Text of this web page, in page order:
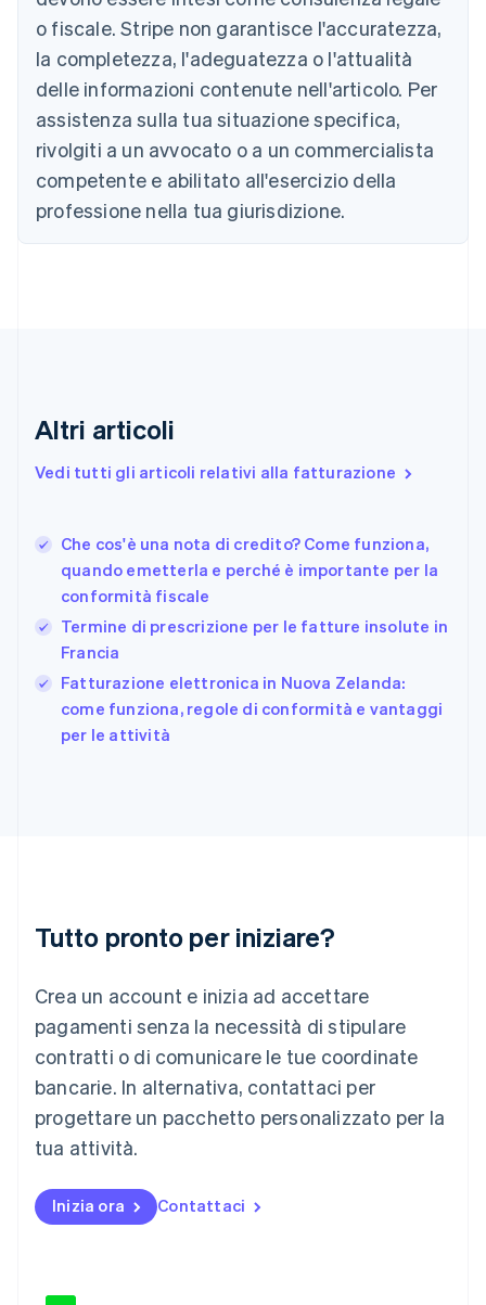
o fiscale. Stripe non garantisce l'accuratezza,
la completezza, l'adeguatezza o l'attualità
delle informazioni contenute nell'articolo. Per
assistenza sulla tua situazione specifica,
rivolgiti a un avvocato o a un commercialista
competente e abilitato all'esercizio della
professione nella tua giurisdizione.
Altri articoli
Vedi tutti gli articoli relativi alla fatturazione
Che cos'è una nota di credito? Come funziona,
quando emetterla e perché è importante per la
conformità fiscale
Termine di prescrizione per le fatture insolute in
Francia
Fatturazione elettronica in Nuova Zelanda:
come funziona, regole di conformità e vantaggi
per le attività
Tutto pronto per iniziare?
Crea un account e inizia ad accettare
pagamenti senza la necessità di stipulare
contratti o di comunicare le tue coordinate
bancarie. In alternativa, contattaci per
progettare un pacchetto personalizzato per la
tua attività.
Inizia ora Contattaci
Nederlands Français English
Brasile
PortuguêsEnglish
Bulgaria
Canada
EnglishFrançais
Cina continentale
简体中文English
Cipro
Finlandia
Francia
DeutschEnglish
Giappone
日本語English
English
Grecia
English
India
Irlanda
English
FrançaisDeutschEnglish
English简体中文
Malta
English
Messico
Español English
Norvegia
Nuova Zelanda
English
Paesi Bassi
English